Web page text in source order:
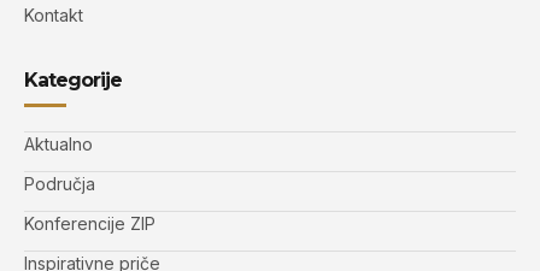
Kontakt
Kategorije
Aktualno
Područja
Konferencije ZIP
Inspirativne priče